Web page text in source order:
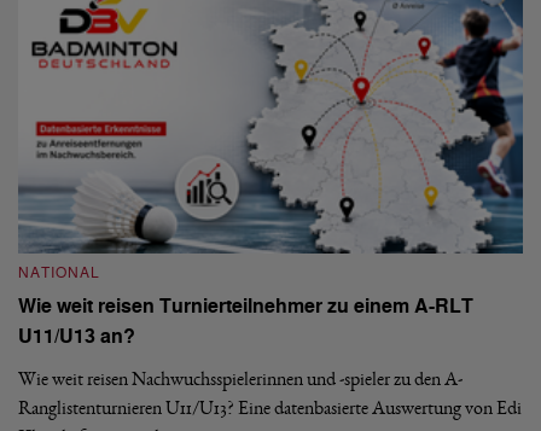
NATIONAL
Wie weit reisen Turnierteilnehmer zu einem A-RLT
U11/U13 an?
Wie weit reisen Nachwuchsspielerinnen und -spieler zu den A-
Ranglistenturnieren U11/U13? Eine datenbasierte Auswertung von Edi